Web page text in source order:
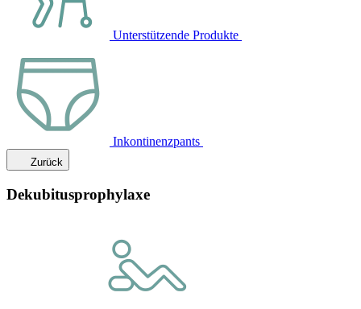
Unterstützende Produkte
Inkontinenzpants
Zurück
Dekubitusprophylaxe